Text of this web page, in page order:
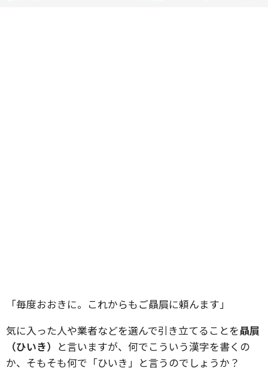
「毎度おおきに。これからもご贔屓に頼んます」
気に入った人や業者などを選んで引き立てることを贔屓
（ひいき） と言いますが、何でこういう漢字を書くの
か、そもそも何で「ひいき」と言うのでしょうか？